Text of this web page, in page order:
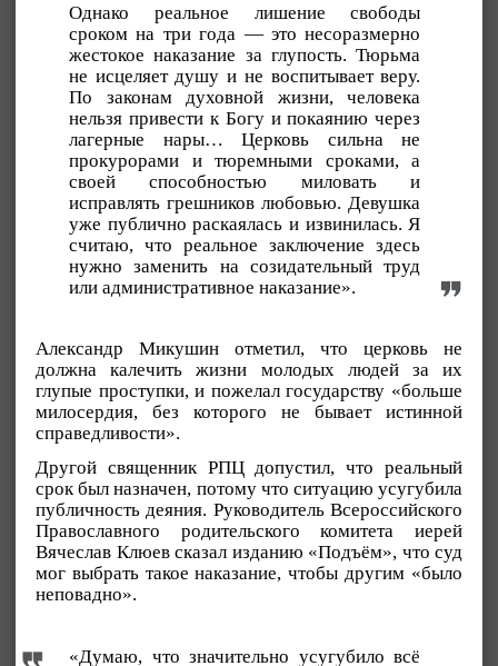
Однако реальное лишение свободы
сроком на три года — это несоразмерно
жестокое наказание за глупость. Тюрьма
не исцеляет душу и не воспитывает веру.
По законам духовной жизни, человека
нельзя привести к Богу и покаянию через
лагерные нары… Церковь сильна не
прокурорами и тюремными сроками, а
своей способностью миловать и
исправлять грешников любовью. Девушка
уже публично раскаялась и извинилась. Я
считаю, что реальное заключение здесь
нужно заменить на созидательный труд
или административное наказание».
Александр Микушин отметил, что церковь не
должна калечить жизни молодых людей за их
глупые проступки, и пожелал государству «больше
милосердия, без которого не бывает истинной
справедливости».
Другой священник РПЦ допустил, что реальный
срок был назначен, потому что ситуацию усугубила
публичность деяния. Руководитель Всероссийского
Православного родительского комитета иерей
Вячеслав Клюев сказал изданию «Подъём», что суд
мог выбрать такое наказание, чтобы другим «было
неповадно».
«Думаю, что значительно усугубило всё